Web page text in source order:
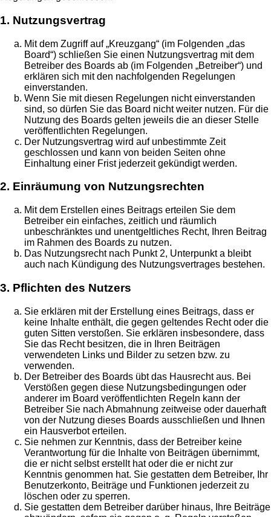
1. Nutzungsvertrag
Mit dem Zugriff auf „Kreuzgang“ (im Folgenden „das
Board“) schließen Sie einen Nutzungsvertrag mit dem
Betreiber des Boards ab (im Folgenden „Betreiber“) und
erklären sich mit den nachfolgenden Regelungen
einverstanden.
Wenn Sie mit diesen Regelungen nicht einverstanden
sind, so dürfen Sie das Board nicht weiter nutzen. Für die
Nutzung des Boards gelten jeweils die an dieser Stelle
veröffentlichten Regelungen.
Der Nutzungsvertrag wird auf unbestimmte Zeit
geschlossen und kann von beiden Seiten ohne
Einhaltung einer Frist jederzeit gekündigt werden.
2. Einräumung von Nutzungsrechten
Mit dem Erstellen eines Beitrags erteilen Sie dem
Betreiber ein einfaches, zeitlich und räumlich
unbeschränktes und unentgeltliches Recht, Ihren Beitrag
im Rahmen des Boards zu nutzen.
Das Nutzungsrecht nach Punkt 2, Unterpunkt a bleibt
auch nach Kündigung des Nutzungsvertrages bestehen.
3. Pflichten des Nutzers
Sie erklären mit der Erstellung eines Beitrags, dass er
keine Inhalte enthält, die gegen geltendes Recht oder die
guten Sitten verstoßen. Sie erklären insbesondere, dass
Sie das Recht besitzen, die in Ihren Beiträgen
verwendeten Links und Bilder zu setzen bzw. zu
verwenden.
Der Betreiber des Boards übt das Hausrecht aus. Bei
Verstößen gegen diese Nutzungsbedingungen oder
anderer im Board veröffentlichten Regeln kann der
Betreiber Sie nach Abmahnung zeitweise oder dauerhaft
von der Nutzung dieses Boards ausschließen und Ihnen
ein Hausverbot erteilen.
Sie nehmen zur Kenntnis, dass der Betreiber keine
Verantwortung für die Inhalte von Beiträgen übernimmt,
die er nicht selbst erstellt hat oder die er nicht zur
Kenntnis genommen hat. Sie gestatten dem Betreiber, Ihr
Benutzerkonto, Beiträge und Funktionen jederzeit zu
löschen oder zu sperren.
Sie gestatten dem Betreiber darüber hinaus, Ihre Beiträge